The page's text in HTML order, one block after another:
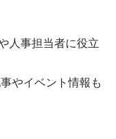
人事担当者に役立
やイベント情報も